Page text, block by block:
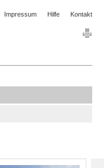
Impressum Hilfe Kontakt